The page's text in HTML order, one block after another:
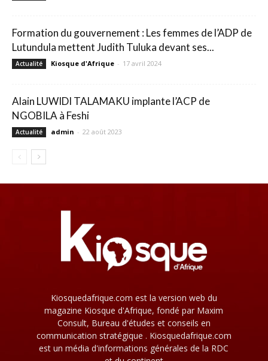
Formation du gouvernement : Les femmes de l’ADP de
Lutundula mettent Judith Tuluka devant ses...
Actualité Kiosque d'Afrique - 17 avril 2024
Alain LUWIDI TALAMAKU implante l’ACP de
NGOBILA à Feshi
Actualité admin - 22 août 2023
Kiosquedafrique.com est la version web du
magazine Kiosque d'Afrique, fondé par Maxim
Consult, Bureau d'études et conseils en
communication stratégique . Kiosquedafrique.com
est un média d'informations générales de la RDC